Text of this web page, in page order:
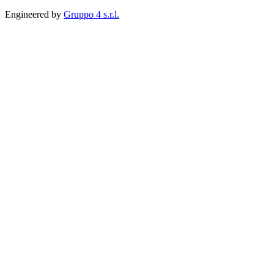
Engineered by Gruppo 4 s.r.l.